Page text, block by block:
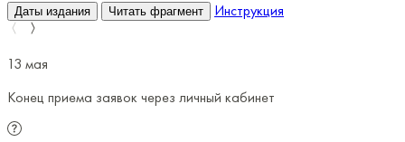
Даты издания Читать фрагмент Инструкция
13 мая
Конец приема заявок через личный кабинет